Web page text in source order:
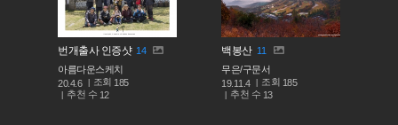
번개출사 인증샷 14
아름다운스케치
20.4.6
조회 185
추천 수 12
백봉산 11
무은/구문서
19.11.4
조회 185
추천 수 13